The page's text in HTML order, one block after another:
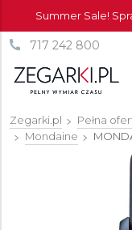
Summer Sale!
717 242 800
Zegarki.pl Pełna
Mondaine